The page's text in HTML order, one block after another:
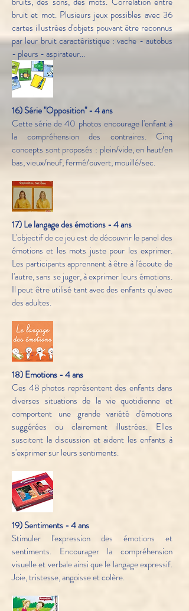
bruit et mot. Plusieurs jeux possibles avec 36
cartes illustrées d'objets pouvant être reconnus
par leur bruit caractéristique : vache - autobus
- pleurs - aspirateur...
16) Série "Opposition" - 4 ans
Cette série de 40 photos encourage l'enfant à
la compréhension des contraires. Cinq
concepts sont proposés : plein/vide, en haut/en
bas, vieux/neuf, fermé/ouvert, mouillé/sec.
17) Le langage des émotions - 4 ans
L'objectif de ce jeu est de découvrir le panel des
émotions et les mots juste pour les exprimer.
Les participants apprennent à être à l'écoute de
l'autre, sans se juger, à exprimer leurs émotions.
Il peut être utilisé tant avec des enfants qu'avec
des adultes.
18) Emotions - 4 ans
Ces 48 photos représentent des enfants dans
diverses situations de la vie quotidienne et
comportent une grande variété d'émotions
suggérées ou clairement illustrées. Elles
suscitent la discussion et aident les enfants à
s'exprimer sur leurs sentiments.
19) Sentiments - 4 ans
Stimuler l'expression des émotions et
sentiments. Encourager la compréhension
visuelle et verbale ainsi que le langage expressif.
Joie, tristesse, angoisse et colère.